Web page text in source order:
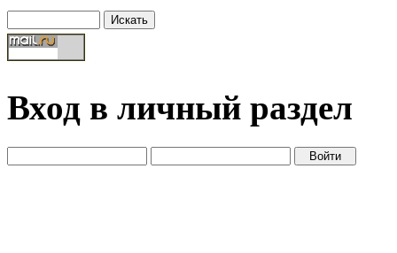
Вход в личный раздел